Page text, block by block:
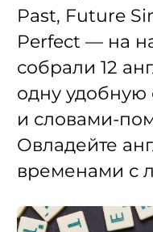
Past, Future
Perfect — на
собрали 12
одну
и словами-
Овладейте
временами с